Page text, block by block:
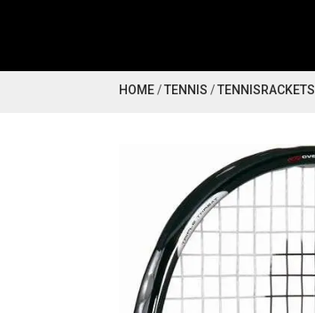
HOME/TENNIS /TENNISRACKETS